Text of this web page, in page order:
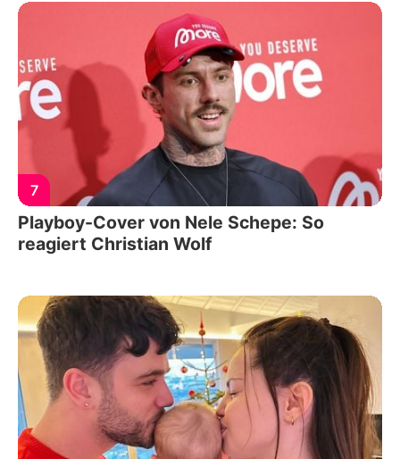
7
Playboy-Cover von Nele Schepe: So
reagiert Christian Wolf